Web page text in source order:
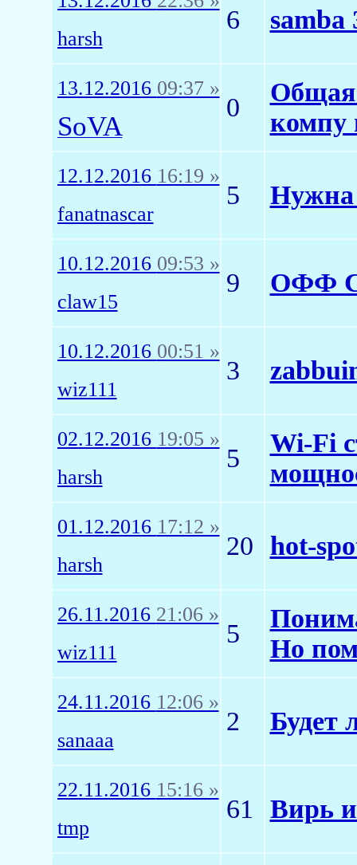
harsh
6 samba
13.12.2016 09:37 »
SoVA
0
Общая
компу
12.12.2016 16:19 »
fanatnascar
5 Нужна
10.12.2016 09:53 »
claw15
9 ОФФ
10.12.2016 00:51 »
wiz111
3
02.12.2016 19:05 »
harsh
5
Wi-Fi
01.12.2016 17:12 »
harsh
20 hot-
26.11.2016 21:06 »
wiz111
5
Но
24.11.2016 12:06 »
sanaaa
2 Будет
22.11.2016 15:16 »
tmp
61 Вирь